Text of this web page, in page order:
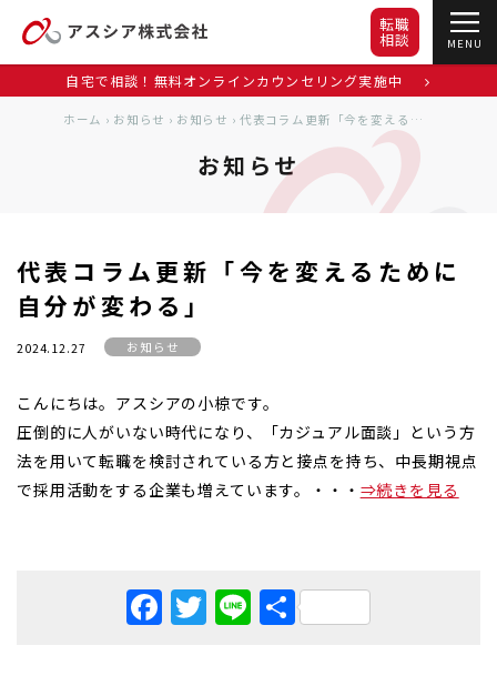
MENU
転職
相談
自宅で相談！無料オンラインカウンセリング実施中
ホーム › お知らせ › お知らせ › 代表コラム更新「今を変えるために自分が変わる」
お知らせ
代表コラム更新「今を変えるために
自分が変わる」
2024.12.27 お知らせ
こんにちは。アスシアの小椋です。
圧倒的に人がいない時代になり、「カジュアル面談」という方
法を用いて転職を検討されている方と接点を持ち、中長期視点
で採用活動をする企業も増えています。・・・ ⇒続きを見る
Facebook
Twitter
Line
共